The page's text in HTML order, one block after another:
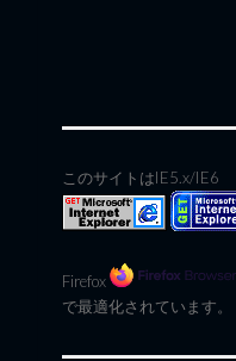
このサイトはIE5.x/IE6
Firefox
で最適化されています。